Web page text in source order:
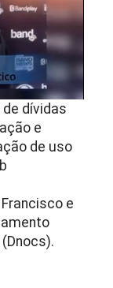
dívidas
e
de uso
e